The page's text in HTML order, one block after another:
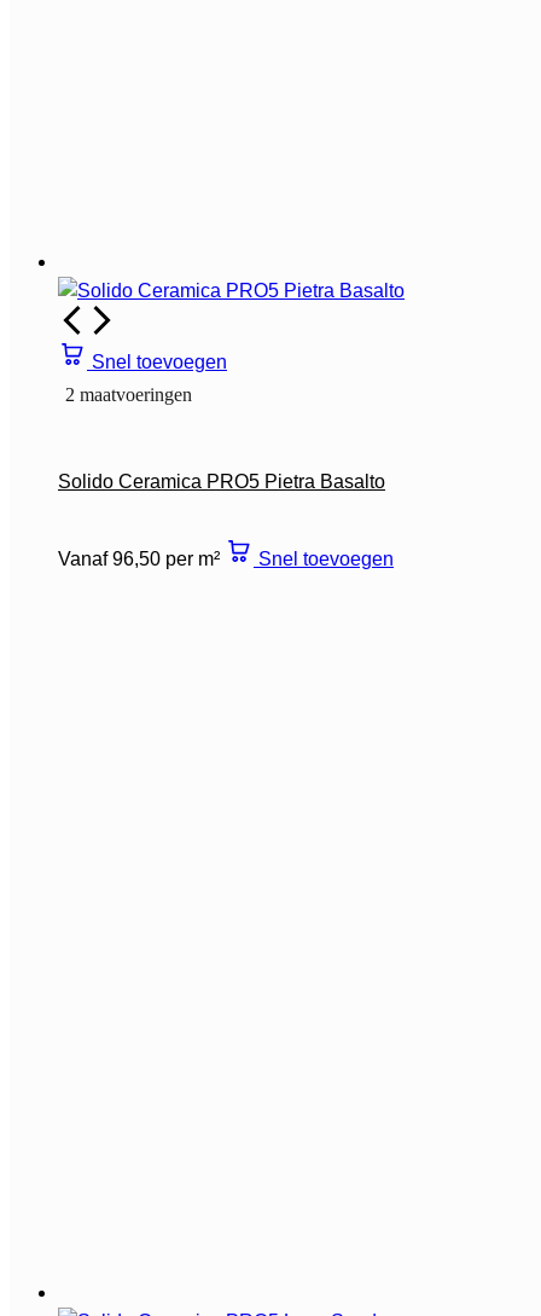
Snel toevoegen
2 maatvoeringen
Solido Ceramica PRO5 Pietra Basalto
Vanaf 96,50 per m² Snel toevoegen